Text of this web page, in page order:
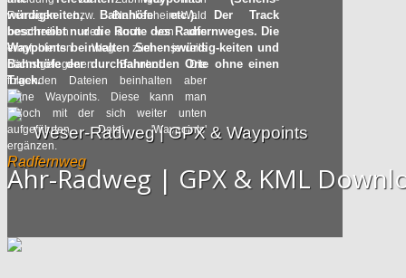
Remagen bzw. Blankenheim-Wald
beschreiben den auch von uns
empfohlenen Weg zum jeweils
nächstgelegenen Bahnhof. Die
folgenden Dateien beinhalten aber
keine Waypoints. Diese kann man
jedoch mit der sich weiter unten
aufgeführten Datei 'Waypoints'
ergänzen.
Radfernweg
Ahr-Radweg | GPX & KML
würdigkeiten, Bahnhöfe etc.). Der Track
beschreibt nur die Route des Radfernweges. Die
Waypoints beinhalten Sehenswürdig-keiten und
Bahnhöfe der durchfahrenden Orte ohne einen
Track.
Weser-Radweg | GPX & Waypoints